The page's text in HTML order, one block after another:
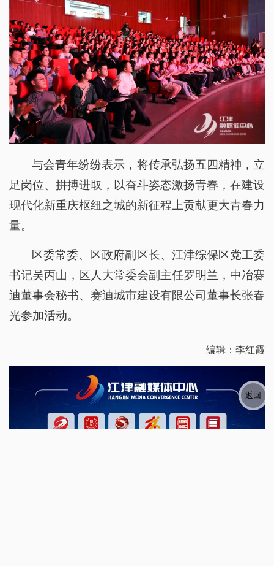
与会青年纷纷表示，将传承弘扬五四精神，立
足岗位、拼搏进取，以奋斗姿态激扬青春，在建设
现代化新重庆枢纽之城的新征程上贡献更大青春力
量。
区委常委、区政府副区长、江津综保区党工委
书记吴丙山，区人大常委会副主任罗明兰，中冶赛
迪董事会秘书、赛迪城市建设有限公司董事长张春
光参加活动。
编辑：李红霞